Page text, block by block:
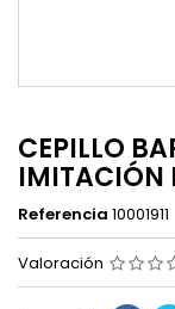
CEPILLO
IMITACIÓN
Referencia 10001911
Valoración